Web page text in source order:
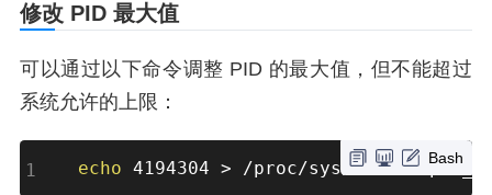
修改 PID 最大值
可以通过以下命令调整 PID 的最大值，但不能超过
系统允许的上限：
Bash
echo 4194304 > /proc/sys/kernel/